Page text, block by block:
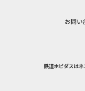
お問い
鉄道ホビダスは